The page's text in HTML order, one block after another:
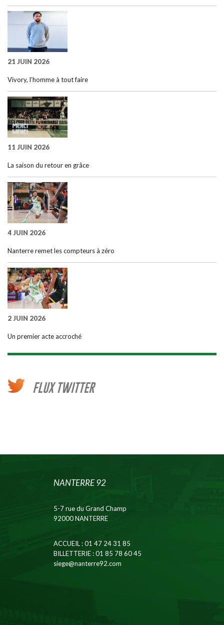
21 JUIN 2026
Vivory, l’homme à tout faire
11 JUIN 2026
La saison du retour en grâce
4 JUIN 2026
Nanterre remet les compteurs à zéro
2 JUIN 2026
Un premier acte accroché
FLUX TWITTER
NANTERRE 92
5-7 rue du Grand Champ
92000 NANTERRE
ACCUEIL: 01 47 24 31 85
BILLETTERIE: 01 85 78 60 45
siege@nanterre92.com